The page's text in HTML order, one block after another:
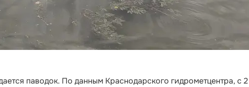
паводок. По данным Краснодарского гидрометцентра, с